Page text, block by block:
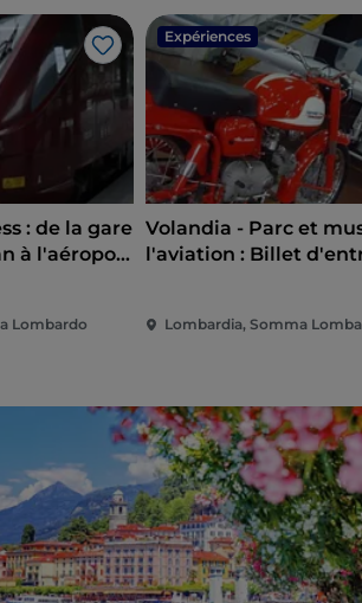
J’aime
: de la gare
à l'aéroport
Lombardo
Expériences
Volandia - Parc et
l'aviation : Billet
Lombardia, Somma